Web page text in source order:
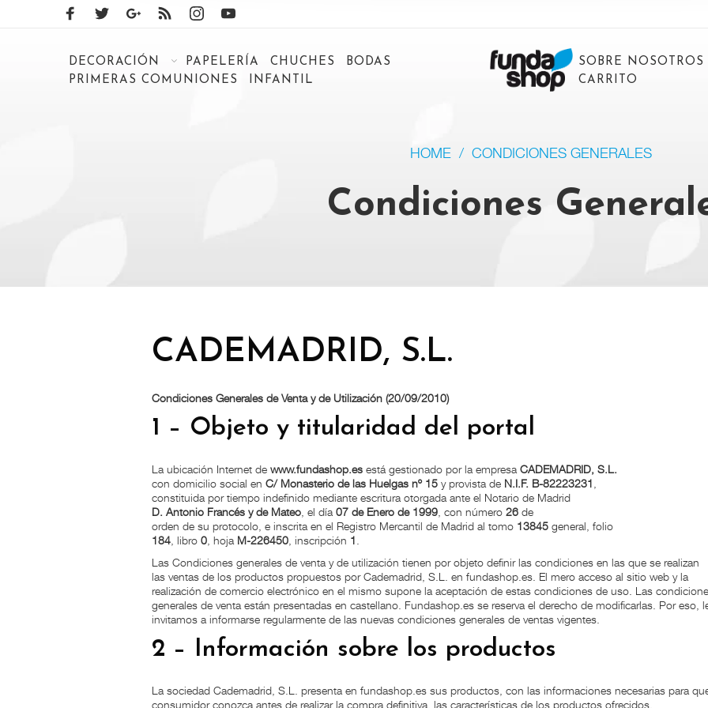
DECORACIÓN PAPELERÍA CHUCHES
BODAS
PRIMERAS COMUNIONES
INFANTIL
SOBRE NOSOTROS
CARRITO
HOME / CONDICIONES GENERALES
Condiciones
CADEMADRID, S.L.
Condiciones Generales de Venta y de Utilización (20/09/2010)
1 – Objeto y titularidad del portal
La ubicación Internet de www.fundashop.es está gestionado por la empresa CADEMADRID, S.L.
con domicilio social en C/ Monasterio de las Huelgas nº 15 y provista de N.I.F. B-82223231
constituida por tiempo indefinido mediante escritura otorgada ante el Notario de Madrid
D. Antonio Francés y de Mateo , el día 07 de Enero de 1999 , con número 26 de
orden de su protocolo, e inscrita en el Registro Mercantil de Madrid al tomo 13845 general, folio
184 , libro 0 , hoja M-226450 , inscripción 1
Las Condiciones generales de venta y de utilización tienen por objeto definir las condiciones en las que se realizan
las ventas de los productos propuestos por Cademadrid, S.L. en fundashop.es. El mero acceso al sitio web y la
realización de comercio electrónico en el mismo supone la aceptación de estas condiciones de uso. Las
generales de venta están presentadas en castellano. Fundashop.es se reserva el derecho de modificarlas. Por eso,
invitamos a informarse regularmente de las nuevas condiciones generales de ventas vigentes.
2 – Información sobre los productos
La sociedad Cademadrid, S.L. presenta en fundashop.es sus productos, con las informaciones necesarias para
consumidor conozca antes de realizar la compra definitiva, las características de los productos ofrecidos.